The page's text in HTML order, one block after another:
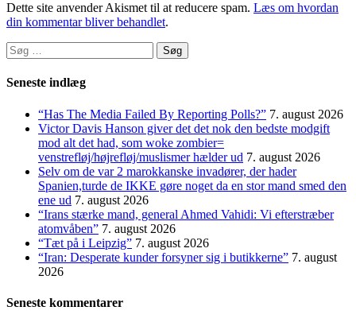
Dette site anvender Akismet til at reducere spam. Læs om hvordan
din kommentar bliver behandlet.
Søg
efter:
Seneste indlæg
“Has The Media Failed By Reporting Polls?” 7. august 2026
Victor Davis Hanson giver det det nok den bedste modgift
mod alt det had, som woke zombier=
venstrefløj/højrefløj/muslismer hælder ud 7. august 2026
Selv om de var 2 marokkanske invadører, der hader
Spanien,turde de IKKE gøre noget da en stor mand smed den
ene ud 7. august 2026
“Irans stærke mand, general Ahmed Vahidi: Vi efterstræber
atomvåben” 7. august 2026
“Tæt på i Leipzig” 7. august 2026
“Iran: Desperate kunder forsyner sig i butikkerne” 7. august
2026
Seneste kommentarer